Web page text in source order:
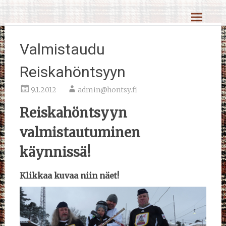
content
Valmistaudu
Reiskahöntsyyn
9.1.2012 admin@hontsy.fi
Reiskahöntsyyn
valmistautuminen
käynnissä!
Klikkaa kuvaa niin näet!